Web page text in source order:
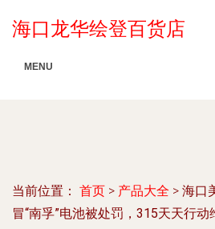
海口龙华绘登百货店
MENU
当前位置： 首页 > 产品大全 > 海口
冒“南孚”电池被处罚，315天天行动